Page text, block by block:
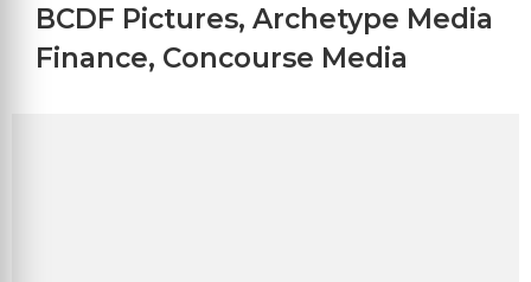
BCDF Pictures, Archetype Media
Finance, Concourse Media